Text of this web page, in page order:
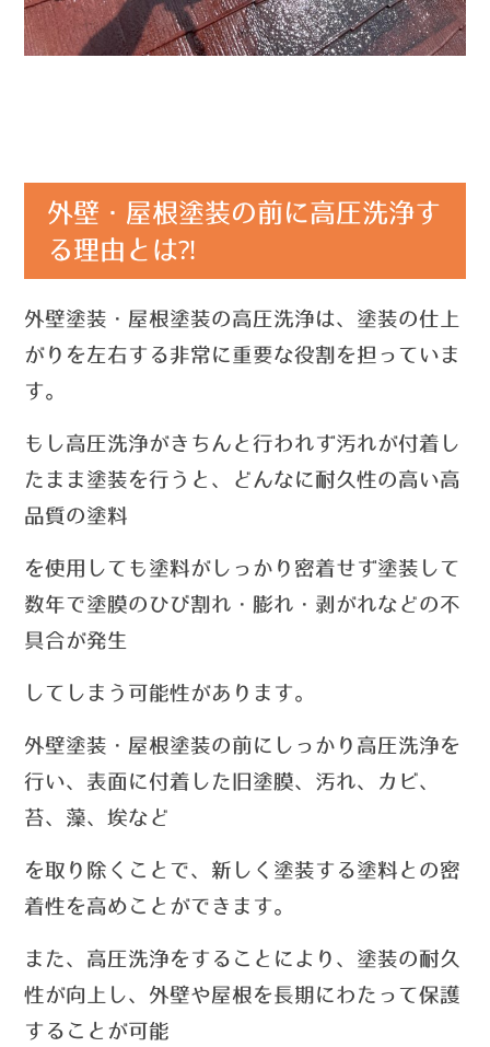
外壁・屋根塗装の前に高圧洗浄す
る理由とは⁈
外壁塗装・屋根塗装の高圧洗浄は、塗装の仕上
がりを左右する非常に重要な役割を担っていま
す。
もし高圧洗浄がきちんと行われず汚れが付着し
たまま塗装を行うと、どんなに耐久性の高い高
品質の塗料
を使用しても 塗料がしっかり密着せず塗装して
数年で塗膜のひび割れ・膨れ・剥がれなどの不
具合が発生
してしまう可能性があります。
外壁塗装・屋根塗装の前にしっかり 高圧洗浄を
行い、 表面に付着した旧塗膜、汚れ、カビ、
苔、藻、埃など
を取り除くことで、新しく塗装する塗料との密
着性を高めことができます。
また、高圧洗浄をすることにより、塗装の耐久
性が向上し、外壁や屋根を長期 にわたって保護
することが可能